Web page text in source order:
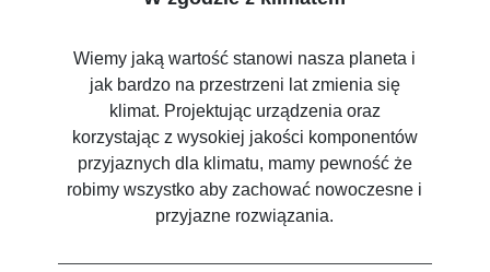
Wiemy jaką wartość stanowi nasza planeta i
jak bardzo na przestrzeni lat zmienia się
klimat. Projektując urządzenia oraz
korzystając z wysokiej jakości komponentów
przyjaznych dla klimatu, mamy pewność że
robimy wszystko aby zachować nowoczesne i
przyjazne rozwiązania.